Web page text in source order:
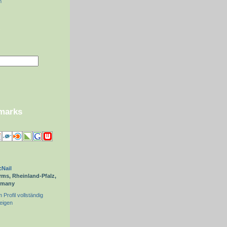
Rheinland-Pfalz,
Profil vollständig